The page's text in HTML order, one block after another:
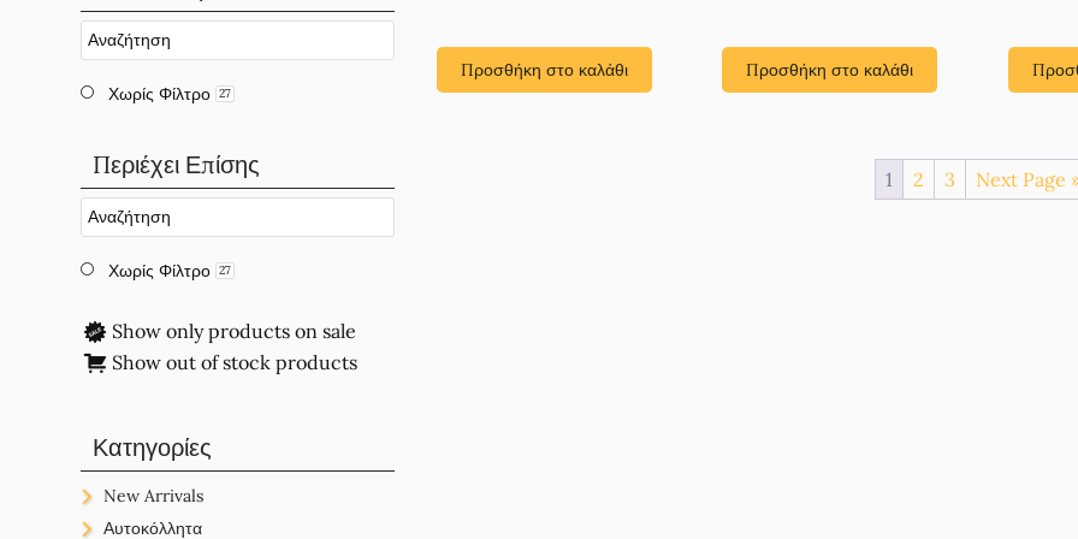
Προσθήκη στο καλάθι Προσθήκη στο καλάθι
1 2 3 Next Page
Χωρίς Φίλτρο 27
Περιέχει Επίσης
Χωρίς Φίλτρο 27
Show only products on sale
Show out of stock products
Κατηγορίες
New Arrivals
New Arrivals
Αυτοκόλλητα